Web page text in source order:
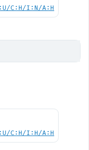
C:H/I:N/A:H
C:H/I:H/A:H